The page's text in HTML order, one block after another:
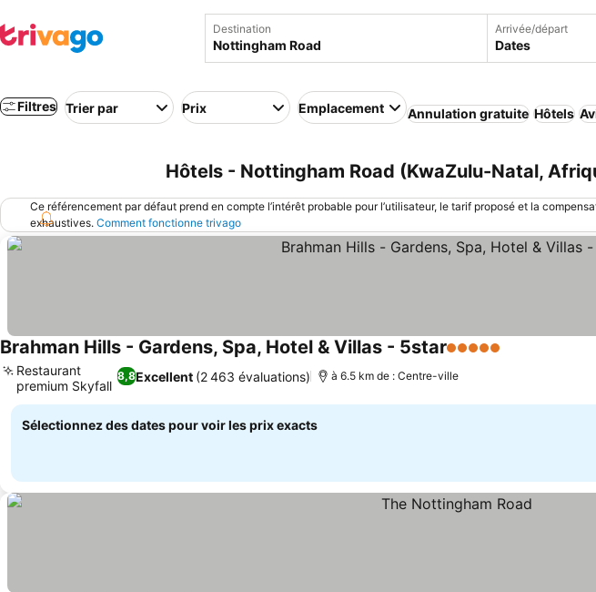
Destination Arrivée/départ
Dates
Filtres Trier par Prix Emplacement Annulation gratuite Hôtels
Hôtels - Nottingham Road (KwaZulu-Natal,
Ce référencement par défaut prend en compte l’intérêt probable pour l’utilisateur, le tarif proposé et la
exhaustives. Comment fonctionne trivago
Brahman Hills - Gardens, Spa, Hotel & Villas - 5star5 Étoiles
8,8Excellent (2 463 évaluations)
Restaurant
premium Skyfall
à 6.5 km de : Centre-ville
Sélectionnez des dates pour voir les prix exacts